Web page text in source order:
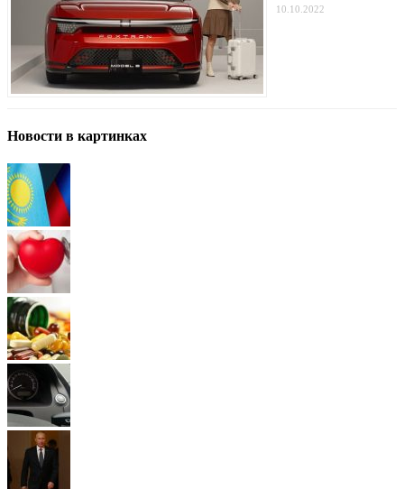
10.10.2022
Новости в картинках